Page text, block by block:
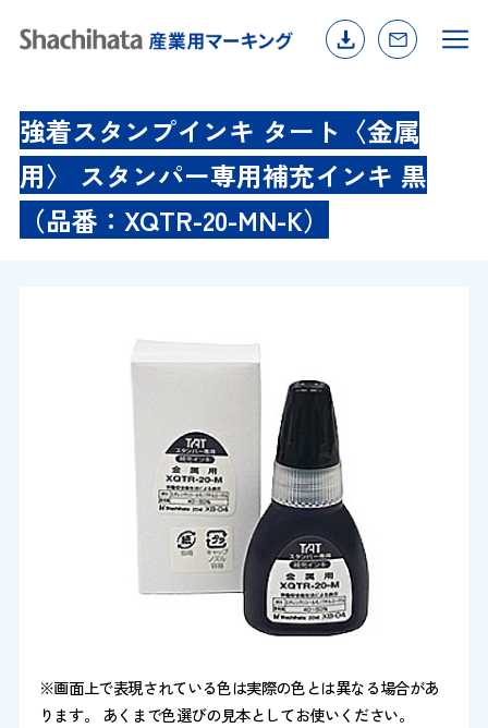
強着スタンプインキ タート〈金属
用〉 スタンパー専用補充インキ 黒
（品番：XQTR-20-MN-K）
※画面上で表現されている色は実際の色とは異なる場合があ
ります。 あくまで色選びの見本としてお使いください。